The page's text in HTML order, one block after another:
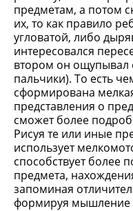
предметам, а потом
их, то как правило
угловатой, либо
интересовался
втором он ощупывал
пальчики). То есть
сформирована
представления о
сможет более
Рисуя те или иные
использует
способствует более
предмета,
запоминая
формируя мышление